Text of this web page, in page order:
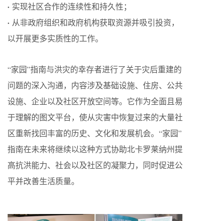
· 实现社区合作的连续性和持久性；
· 从非政府组织和政府机构获取资源并吸引投资，
以开展更多实质性的工作。
“家园”指南与洪灾的幸存者进行了关于灾后重建的
问题的深入沟通，内容涉及基础设施、住房、公共
设施、企业以及社区开放空间等。它作为全面且易
于理解的图文平台，使从灾害中恢复过来的大量社
区重新找回丰富的历史、文化和发展机会。“家园”
指南在未来将继续以这种方式协助北卡罗莱纳州提
高抗洪能力、社会以及社区的凝聚力，同时促进公
平并改善生活质量。